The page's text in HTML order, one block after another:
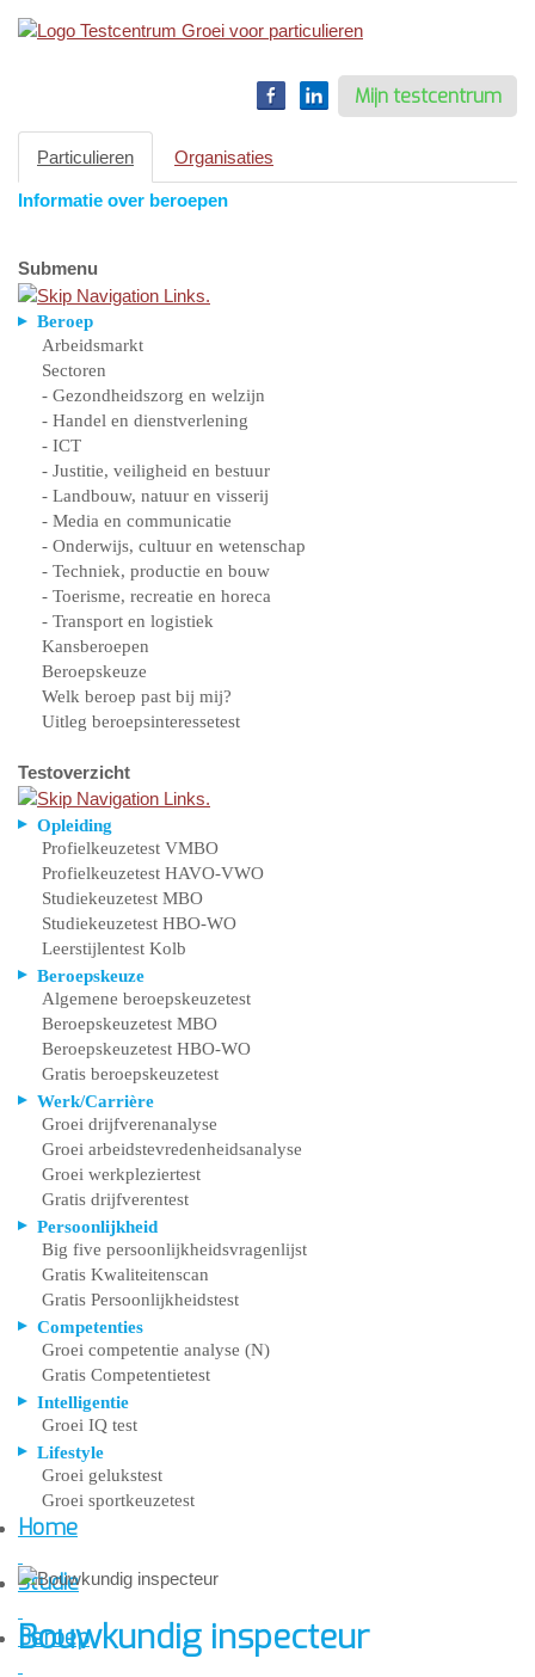
Mijn testcentrum
Particulieren Organisaties
Informatie over beroepen
Submenu
Beroep
Arbeidsmarkt
Sectoren
- Gezondheidszorg en welzijn
- Handel en dienstverlening
- ICT
- Justitie, veiligheid en bestuur
- Landbouw, natuur en visserij
- Media en communicatie
- Onderwijs, cultuur en wetenschap
- Techniek, productie en bouw
- Toerisme, recreatie en horeca
- Transport en logistiek
Kansberoepen
Beroepskeuze
Welk beroep past bij mij?
Uitleg beroepsinteressetest
Testoverzicht
Opleiding
Profielkeuzetest VMBO
Profielkeuzetest HAVO-VWO
Studiekeuzetest MBO
Studiekeuzetest HBO-WO
Leerstijlentest Kolb
Beroepskeuze
Algemene beroepskeuzetest
Beroepskeuzetest MBO
Beroepskeuzetest HBO-WO
Gratis beroepskeuzetest
Werk/Carrière
Groei drijfverenanalyse
Groei arbeidstevredenheidsanalyse
Groei werkpleziertest
Gratis drijfverentest
Persoonlijkheid
Big five persoonlijkheidsvragenlijst
Gratis Kwaliteitenscan
Gratis Persoonlijkheidstest
Competenties
Groei competentie analyse (N)
Gratis Competentietest
Intelligentie
Groei IQ test
Lifestyle
Groei gelukstest
Groei sportkeuzetest
Home
Studie
Beroep
Bouwkundig inspecteur